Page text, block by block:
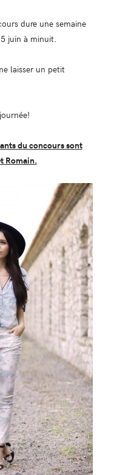
dure une semaine
juin à minuit.
laisser un petit
du concours sont
Romain.